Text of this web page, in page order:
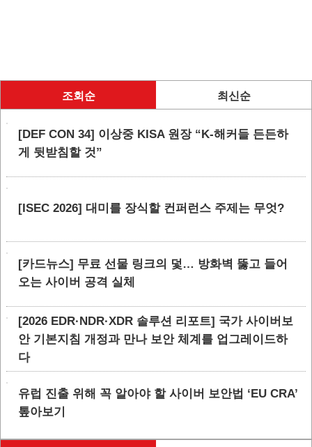
조회순 최신순
[DEF CON 34] 이상중 KISA 원장 “K-해커들 든든하
게 뒷받침할 것”
[ISEC 2026] 대미를 장식할 컨퍼런스 주제는 무엇?
[카드뉴스] 무료 선물 링크의 덫… 방화벽 뚫고 들어
오는 사이버 공격 실체
[2026 EDR·NDR·XDR 솔루션 리포트] 국가 사이버보
안 기본지침 개정과 만나 보안 체계를 업그레이드하
다
유럽 진출 위해 꼭 알아야 할 사이버 보안법 ‘EU CRA’
톺아보기